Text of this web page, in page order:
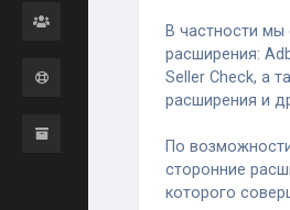
В частности мы
расширения:
Seller Check, а
расширения и
По
сторонние
которого